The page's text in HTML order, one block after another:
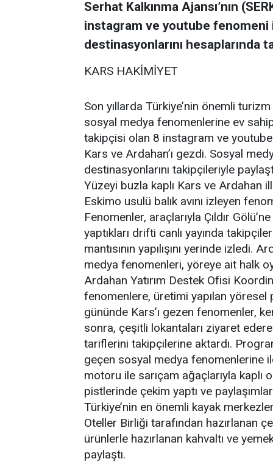
Serhat Kalkınma Ajansı’nın
instagram ve youtube
destinasyonlarını hesaplarında
KARS HAKİMİYET
Son yıllarda Türkiye’nin önemli
sosyal medya fenomenlerine ev
takipçisi olan 8 instagram ve youtube
Kars ve Ardahan’ı gezdi. Sosyal
destinasyonlarını takipçileriyle
Yüzeyi buzla kaplı Kars ve Ardahan
Eskimo usulü balık avını izleyen
Fenomenler, araçlarıyla Çıldır
yaptıkları drifti canlı yayında
mantısının yapılışını yerinde izledi.
medya fenomenleri, yöreye ait halk
Ardahan Yatırım Destek Ofisi
fenomenlere, üretimi yapılan
gününde Kars’ı gezen fenomenler,
sonra, çeşitli lokantaları ziyaret
tariflerini takipçilerine aktardı.
geçen sosyal medya fenomenlerine
motoru ile sarıçam ağaçlarıyla kaplı
pistlerinde çekim yaptı ve
Türkiye’nin en önemli kayak
Oteller Birliği tarafından hazırlanan
ürünlerle hazırlanan kahvaltı ve
paylaştı.